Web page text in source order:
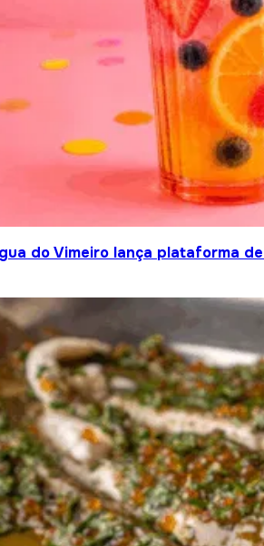
do Vimeiro lança plataforma